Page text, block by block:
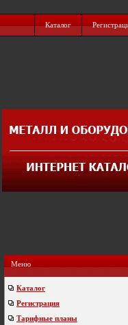
Каталог
Меню
Каталог
Регистрация
Тарифные планы